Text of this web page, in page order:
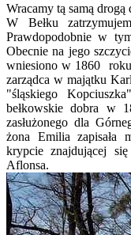
Wracamy tą samą
W Bełku
Prawdopodobnie w
Obecnie na jego
wniesiono w 1860 roku
zarządca w majątku
"śląskiego
bełkowskie dobra w
zasłużonego dla
żona Emilia zapisała
krypcie znajdującej
Aflonsa.